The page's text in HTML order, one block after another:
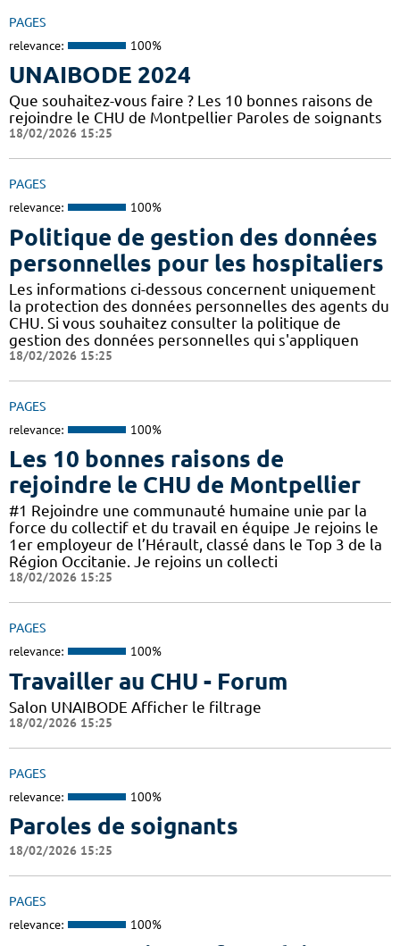
PAGES
relevance: 100%
UNAIBODE 2024
Que souhaitez-vous faire ? Les 10 bonnes raisons de
rejoindre le CHU de Montpellier Paroles de soignants
18/02/2026 15:25
PAGES
relevance: 100%
Politique de gestion des données
personnelles pour les hospitaliers
Les informations ci-dessous concernent uniquement
la protection des données personnelles des agents du
CHU. Si vous souhaitez consulter la politique de
gestion des données personnelles qui s'appliquen
18/02/2026 15:25
PAGES
relevance: 100%
Les 10 bonnes raisons de
rejoindre le CHU de Montpellier
#1 Rejoindre une communauté humaine unie par la
force du collectif et du travail en équipe Je rejoins le
1er employeur de l’Hérault, classé dans le Top 3 de la
Région Occitanie. Je rejoins un collecti
18/02/2026 15:25
PAGES
relevance: 100%
Travailler au CHU - Forum
Salon UNAIBODE Afficher le filtrage
18/02/2026 15:25
PAGES
relevance: 100%
Paroles de soignants
18/02/2026 15:25
PAGES
relevance: 100%